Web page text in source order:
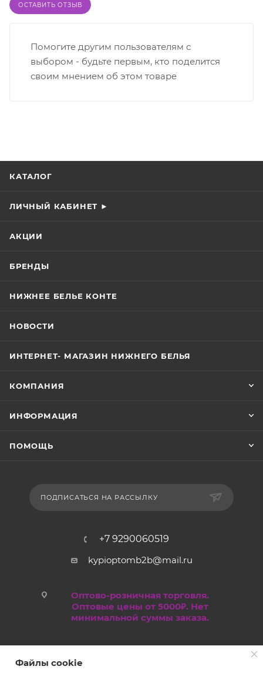
ОСТАВИТЬ ОТЗЫВ
Помогите другим пользователям с
выбором - будьте первым, кто поделится
своим мнением об этом товаре
КАТАЛОГ
ЛИЧНЫЙ КАБИНЕТ ►
АКЦИИ
БРЕНДЫ
НИЖНЕЕ БЕЛЬЕ КОНТЕ
НОВОСТИ
ИНТЕРНЕТ- МАГАЗИН НИЖНЕГО БЕЛЬЯ
КОМПАНИЯ
ИНФОРМАЦИЯ
ПОМОЩЬ
ПОДПИСАТЬСЯ НА РАССЫЛКУ
+7 9290060519
kypioptomb2b@mail.ru
Оптово-розничная торговля.
Оптовые цены от 5000₽. Нет
минимальной суммы заказа.
Файлы cookie